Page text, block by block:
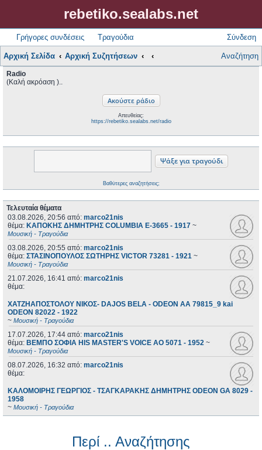
rebetiko.sealabs.net
Γρήγορες συνδέσεις Τραγούδια Σύνδεση
Αρχική Σελίδα Αρχική Συζητήσεων Αναζήτηση
Radio
(Καλή ακρόαση )..
Απευθείας:
https://rebetiko.sealabs.net/radio
Βαθύτερες αναζητήσεις;
Τελευταία θέματα
03.08.2026, 20:56 από: marco21nis
θέμα: ΚΑΠΟΚΗΣ ΔΗΜΗΤΡΗΣ COLUMBIA E-3665 - 1917 ~
Μουσική - Τραγούδια
03.08.2026, 20:55 από: marco21nis
θέμα: ΣΤΑΣΙΝΟΠΟΥΛΟΣ ΣΩΤΗΡΗΣ VICTOR 73281 - 1921 ~
Μουσική - Τραγούδια
21.07.2026, 16:41 από: marco21nis
θέμα:
ΧΑΤΖΗΑΠΟΣΤΟΛΟΥ ΝΙΚΟΣ- DAJOS BELA - ODEON AA 79815_9 kai
ODEON 82022 - 1922
~ Μουσική - Τραγούδια
17.07.2026, 17:44 από: marco21nis
θέμα: ΒΕΜΠΟ ΣΟΦΙΑ HIS MASTER'S VOICE AO 5071 - 1952 ~
Μουσική - Τραγούδια
08.07.2026, 16:32 από: marco21nis
θέμα:
ΚΑΛΟΜΟΙΡΗΣ ΓΕΩΡΓΙΟΣ - ΤΣΑΓΚΑΡΑΚΗΣ ΔΗΜΗΤΡΗΣ ODEON GA 8029 -
1958
~ Μουσική - Τραγούδια
Περί .. Αναζήτησης